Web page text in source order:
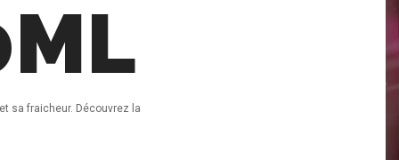
sa fraicheur. Découvrez la